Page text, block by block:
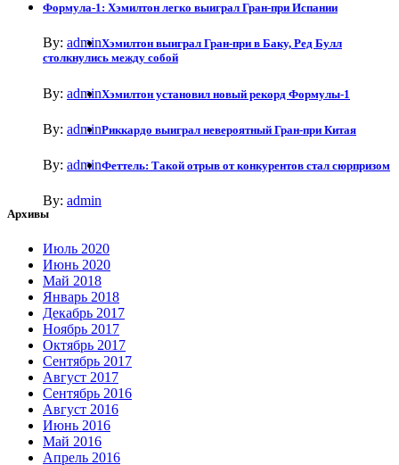
Формула-1: Хэмилтон легко выиграл Гран-при Испании
By: adminХэмилтон выиграл Гран-при в Баку, Ред Булл
столкнулись между собой
By: adminХэмилтон установил новый рекорд Формулы-1
By: adminРиккардо выиграл невероятный Гран-при Китая
By: adminФеттель: Такой отрыв от конкурентов стал сюрпризом
By: admin
Архивы
Июль 2020
Июнь 2020
Май 2018
Январь 2018
Декабрь 2017
Ноябрь 2017
Октябрь 2017
Сентябрь 2017
Август 2017
Сентябрь 2016
Август 2016
Июнь 2016
Май 2016
Апрель 2016